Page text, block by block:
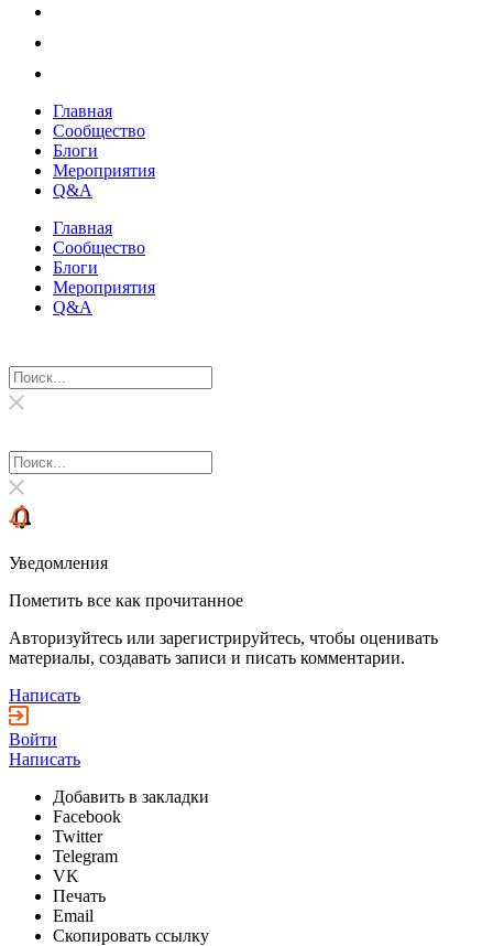
Главная
Сообщество
Блоги
Мероприятия
Q&A
Главная
Сообщество
Блоги
Мероприятия
Q&A
Уведомления
Пометить все как прочитанное
Авторизуйтесь или зарегистрируйтесь, чтобы оценивать
материалы, создавать записи и писать комментарии.
Написать
Войти
Написать
Добавить в закладки
Facebook
Twitter
Telegram
VK
Печать
Email
Скопировать ссылку